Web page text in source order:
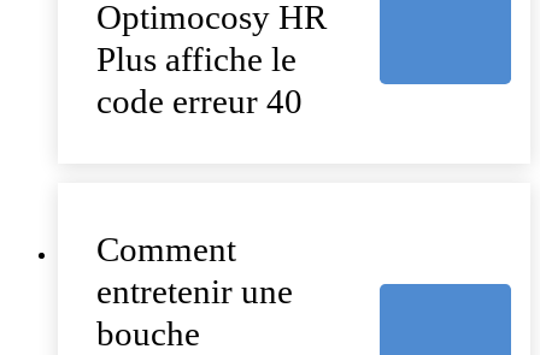
Optimocosy HR
Plus affiche le
code erreur 40
Comment
entretenir une
bouche